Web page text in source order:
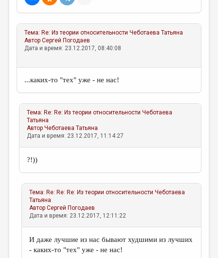
КОНКУРСЫ
ДЕТСКАЯ КОМНАТА
КНИЖНАЯ ПОЛКА
СТРАНИЦЫ ПАМЯТИ
КОЛОНКА РЕДАКТОРА
РЕДКОЛЛЕГИЯ
ОТ РЕДАКЦИИ
ЭССЕИСТИКА
ЛИТЕРАТУРОВЕДЕНИЕ
КУЛЬТУРОВЕДЕНИЕ
ПУБЛИЦИСТИКА
РЕЦЕНЗИРОВАНИЕ
Тема: Re: Из теории относительности Чеботаева Татьяна
АвторСергей Погодаев
Дата и время: 23.12.2017, 08:40:08
...каких-то "тех" уже - не нас!
Тема: Re: Re: Из теории относительности Чеботаева
Татьяна
АвторЧеботаева Татьяна
Дата и время: 23.12.2017, 11:14:27
?!))
Тема: Re: Re: Re: Из теории относительности Чеботаева
Татьяна
АвторСергей Погодаев
Дата и время: 23.12.2017, 12:11:22
И даже лучшие из нас бывают худшими из лучших
- каких-то "тех" уже - не нас!